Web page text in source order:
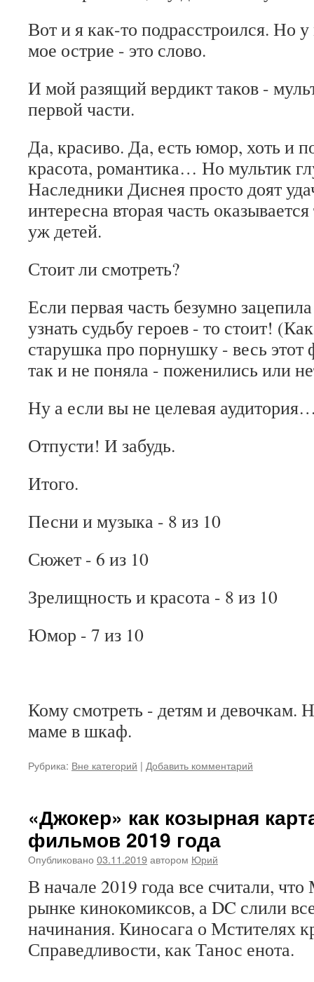
Вот и я как-то подрасстроился. Но
мое острие - это слово.
И мой разящий вердикт таков -
первой части.
Да, красиво. Да, есть юмор, хоть и
красота, романтика… Но мультик
Наследники Диснея просто доят
интересна вторая часть
уж детей.
Стоит ли смотреть?
Если первая часть безумно
узнать судьбу героев - то стоит!
старушка про порнушку - весь этот
так и не поняла - поженились или
Ну а если вы не целевая
Отпусти! И забудь.
Итого.
Песни и музыка - 8 из 10
Сюжет - 6 из 10
Зрелищность и красота - 8 из 10
Юмор - 7 из 10
Кому смотреть - детям и девочкам.
маме в шкаф.
Рубрика: Вне категорий | Добавить комментарий
«Джокер» как козырная
фильмов 2019 года
Опубликовано 03.11.2019автором Юрий
В начале 2019 года все считали,
рынке кинокомиксов, а DC слили
начинания. Киносага о Мстителях
Справедливости, как Танос енота.